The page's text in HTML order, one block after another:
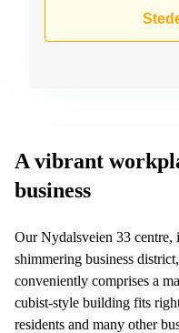
Bærum
Coworking
Bærum
Leie
kontor
Eidsvoll
Bergen
Kasperveien
Meierigata
14
Elverum
Hammerstadvegen
2 Eidsvoll
A vibrant
business
Our Nydalsveien 33 centre,
shimmering business
conveniently comprises a
cubist-style building fits
residents and many other